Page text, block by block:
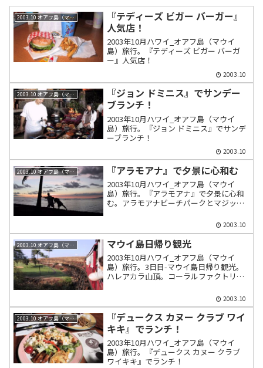
2003.10 オアフ島（マウイ島）
『テディーズ ビガー バーガー』
人気店！
2003年10月ハワイ_オアフ島（マウイ
島）旅行。『テディーズ ビガー バーガ
ー』人気店！
2003.10
2003.10 オアフ島（マウイ島）
『ジョン ドミニス』でサンデー
ブランチ！
2003年10月ハワイ_オアフ島（マウイ
島）旅行。『ジョン ドミニス』でサンデ
ーブランチ！
2003.10
2003.10 オアフ島（マウイ島） 『アラモアナ』で夕景に心和む
2003年10月ハワイ_オアフ島（マウイ
島）旅行。『アラモアナ』で夕景に心和
む。アラモアナビーチパークとマジック
2003.10
2003.10 オアフ島（マウイ島） マウイ島日帰り観光
2003年10月ハワイ_オアフ島（マウイ
島）旅行。3日目-マウイ島日帰り観光。
ハレアカラ山頂。コーラルファクトリ
ラン。シュガートレインのさとうきび列
車でラハイナからプウウコリイまで。ラ
ーメンなかむら。
2003.10
2003.10 オアフ島（マウイ島）
『デュークス カヌー クラブ ワイ
キキ』でランチ！
2003年10月ハワイ_オアフ島（マウイ
島）旅行。『デュークス カヌー クラブ
ワイキキ』でランチ！